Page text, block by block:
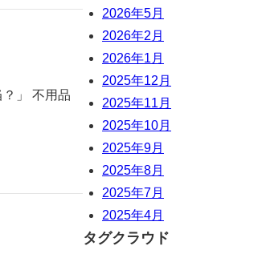
」 不用品
2026年5月
2026年2月
2026年1月
2025年12月
2025年11月
2025年10月
2025年9月
2025年8月
2025年7月
2025年4月
タグクラウド